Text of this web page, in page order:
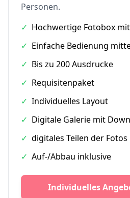
Personen.
✓ Hochwertige Fotobox mit
✓ Einfache Bedienung
✓ Bis zu 200 Ausdrucke
✓ Requisitenpaket
✓ Individuelles Layout
✓ Digitale Galerie mit
✓ digitales Teilen der Fotos
✓ Auf-/Abbau inklusive
Individuelles